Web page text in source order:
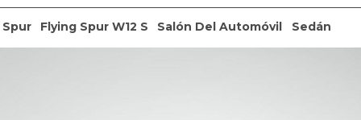
Flying Spur W12 S Salón Del Automóvil Sedán